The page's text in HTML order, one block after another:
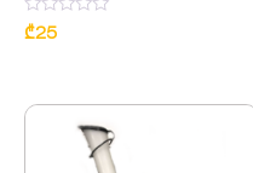
Rated
0
₾25